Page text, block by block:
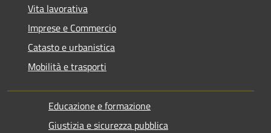
Vita lavorativa
Imprese e Commercio
Catasto e urbanistica
Mobilità e trasporti
Educazione e formazione
Giustizia e sicurezza pubblica